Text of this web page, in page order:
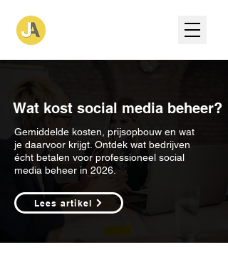
Wat kost social media beheer?
Gemiddelde kosten, prijsopbouw en wat
je daarvoor krijgt. Ontdek wat bedrijven
écht betalen voor professioneel social
media beheer in 2026.
Lees artikel